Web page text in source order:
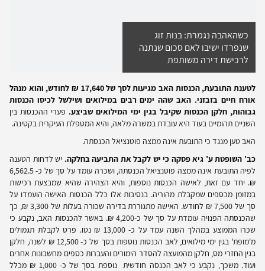
כשהאהבה נגמרת: בנות זוג
שנפרדו ישיבו לאם סכום שנתנה
לרכישת דירה משותפת
לטענת התובעת, הכנסות האב מגיעות לסך של 17,640 ₪ לחודש, והוא מנהל
אורח חיים בזבזני. האב שהה ימים רבים במילואים ושילשל לכיסו הכנסות
גבוהות, חלקן הכנסות שקיבל בגין ימי המילואים שביצע. פערי ההכנסות בין
השניים תהומיים בעוד היא עובדת במשרה מלאה, והיא המטפלת העיקרית בקטינה.
האב טען מנגד כי התובעת אינה ממצה פוטנציאל הכנסתה.
כב' השופטת ע' גיא פסקה כי יש לקבל את התביעה בחלקה. יש לדחות הטענה
לפיה התובעת אינה ממצה פוטנציאל הכנסתה, ושכרה עומד על סך של כ- 6,562.5
₪. יחד עם זאת, לאישה הכנסות נוספות, והיא הצהירה שהיא שמבצעת רכישות
במזומן מכספים שמקבלת מהוריה. בנסיבות אלו כלל הכנסות האישה הועמדו על
סך של 7,500 ₪ לחודש. האישה מתגוררת בדירה שכורה בעלות של 3,300 ₪, כך
שהכנסתה הפנויה עומדת על סך של כ-4,200 ₪. באשר להכנסות האב, נקבע כי
שכרו הממוצע במהלך השנה עמד על כ- 13,000 ₪ נטו. פרט לקבלת תגמולים
מ'מופת' בגין ימי מילואים, לאב הכנסות נוספות בסך של כ- 12,500 ₪ לשנה, חלקן
בגין החזרי מס, חלקן מהמועצה להסדר הימורים והעברות כספים מחשבונות אחרים
ועוד. משכך, נקבע כי לאב הכנסה חודשית נוספת בסך של כ- 1,000 ₪ מכלל